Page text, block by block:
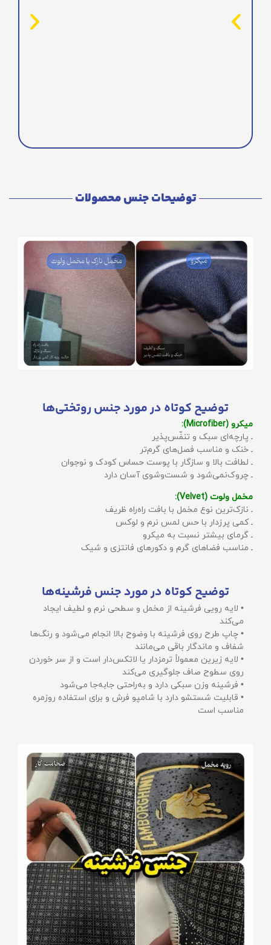
توضیحات جنس محصولات
توضیح کوتاه در مورد جنس روتختی‌ها
میکرو (Microfiber):
ـ پارچه‌ای سبک و تنفّس‌پذیر
ـ خنک و مناسب فصل‌های گرم‌تر
ـ لطافت بالا و سازگار با پوست حساس کودک و نوجوان
ـ چروک‌نمی‌شود و شست‌وشوی آسان دارد
مخمل ولوت (Velvet):
ـ نازک‌ترین نوع مخمل با بافت راه‌راه ظریف
ـ کمی پرزدار با حس لمس نرم و لوکس
ـ گرمای بیشتر نسبت به میکرو
ـ مناسب فضاهای گرم و دکورهای فانتزی و شیک
توضیح کوتاه در مورد جنس فرشینه‌ها
• لایه رویی فرشینه از مخمل و سطحی نرم و لطیف ایجاد
می‌کند
• چاپ طرح روی فرشینه با وضوح بالا انجام می‌شود و رنگ‌ها
شفاف و ماندگار باقی می‌مانند
• لایه زیرین معمولاً ترمزدار یا لاتکس‌دار است و از سر خوردن
روی سطوح صاف جلوگیری می‌کند
• فرشینه وزن سبکی دارد و به‌راحتی جابه‌جا می‌شود
• قابلیت شستشو دارد با شامپو فرش و برای استفاده روزمره
مناسب است